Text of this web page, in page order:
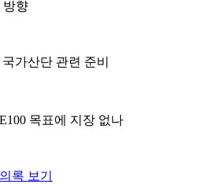
방향
가산단 관련 준비
목표에 지장 없나
록 보기